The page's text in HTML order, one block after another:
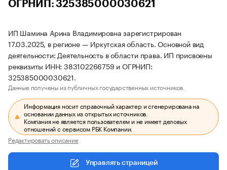
ОГРНИП: 325385000030621
ИП Шамина Арина Владимировна зарегистрирован
17.03.2025, в регионе — Иркутская область. Основной вид
деятельности: Деятельность в области права. ИП присвоены
реквизиты ИНН: 383102266759 и ОГРНИП:
325385000030621.
Данные получены из публичных государственных источников.
Информация носит справочный характер и сгенерирована на
основании данных из открытых источников.
Компания не является пользователем и не имеет деловых
отношений с сервисом РБК Компании.
Редактировать описание
Управлять страницей